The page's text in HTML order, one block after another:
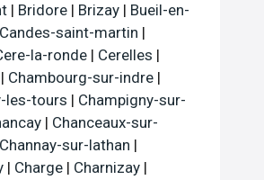
| Bridore | Brizay | Bueil-en-
Candes-saint-martin |
la-ronde | Cerelles |
| Chambourg-sur-indre |
les-tours | Champigny-sur-
| Chanceaux-sur-
Channay-sur-lathan |
| Charge | Charnizay |